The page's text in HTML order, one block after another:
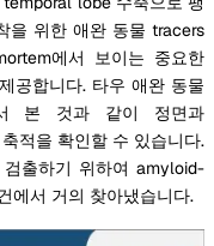
을 위한 애완 동물 tracers
에서 보이는 중요한
공합니다. 타우 애완 동물
본 것과 같이 정면과
적을 확인할 수 있습니다.
출하기 위하여 amyloid-
에서 거의 찾아냈습니다.